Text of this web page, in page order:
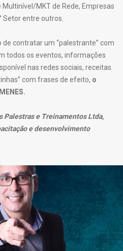
MKT de Rede, Empresas
Setor entre outros.
de contratar um “palestrante” com
todos os eventos, informações
nas redes sociais, receitas
com frases de efeito, o
Palestras e Treinamentos Ltda,
e desenvolvimento